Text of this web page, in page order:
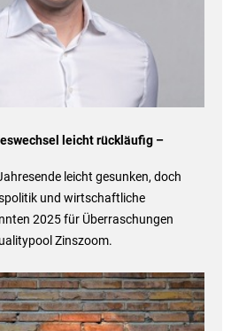
leicht rückläufig –
leicht gesunken, doch
und wirtschaftliche
2025 für Überraschungen
Zinszoom.